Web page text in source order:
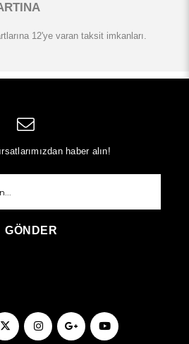
12'ye varan taksit imkanları.
haber alın!
GÖNDER